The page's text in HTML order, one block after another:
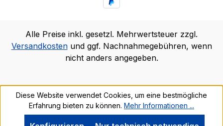
Alle Preise inkl. gesetzl. Mehrwertsteuer zzgl.
Versandkostenund ggf. Nachnahmegebühren, wenn
nicht anders angegeben.
Diese Website verwendet Cookies, um eine bestmögliche
Erfahrung bieten zu können. Mehr Informationen ...